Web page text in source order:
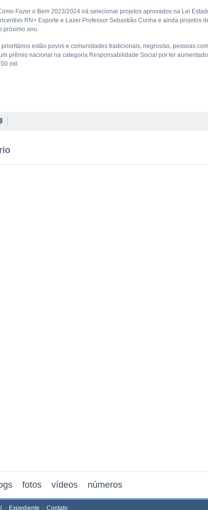
Fazer o Bem 2023/2024 irá selecionar projetos aprovados na Lei
RN+ Esporte e Lazer Professor Sebastião Cunha e ainda projetos
próximo ano.
prioritários estão povos e comunidades tradicionais, negros/as, pessoas
prêmio nacional na categoria Responsabilidade Social por ter
mil.
fotos vídeos números
Expediente Contato